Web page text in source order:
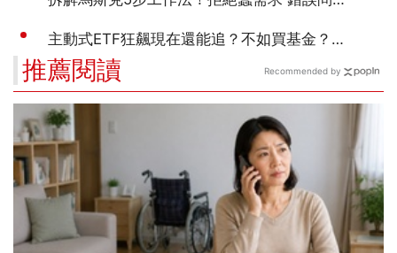
推薦閱讀 Recommended by